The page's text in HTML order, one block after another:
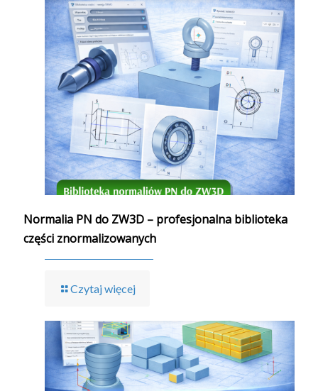
Normalia PN do ZW3D – profesjonalna biblioteka
części znormalizowanych
Czytaj więcej